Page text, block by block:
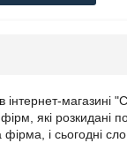
інтернет-
які
і сьогодні